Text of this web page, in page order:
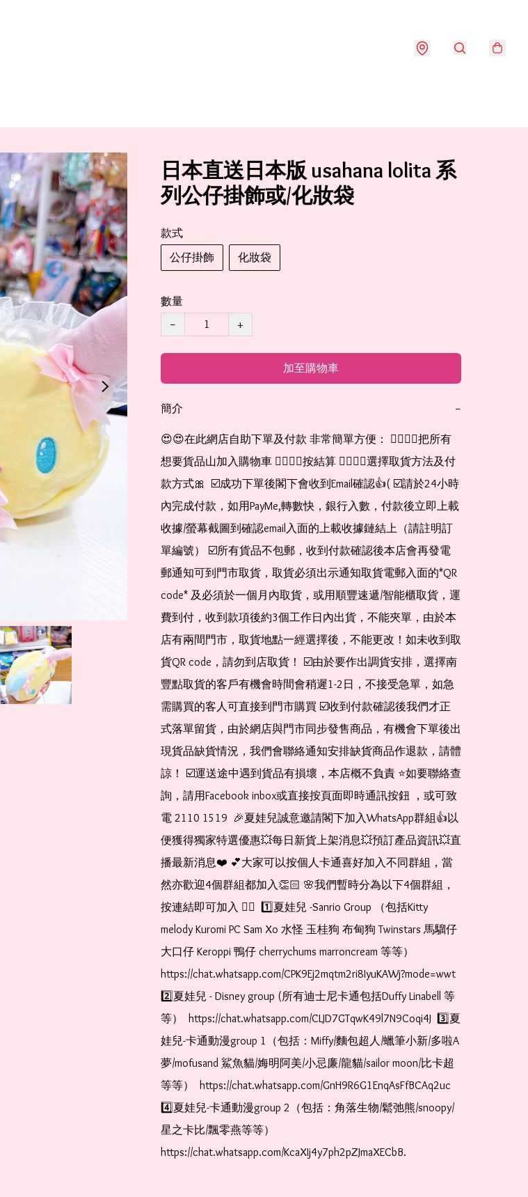
日本直送日本版 usahana lolita 系
列公仔掛飾或/化妝袋
款式
公仔掛飾
化妝袋
數量
−
+
加至購物車
簡介 −
😍😍在此網店自助下單及付款 非常簡單方便： 👉🏻👉🏻把所有
想要貨品山加入購物車 👉🏻👉🏻按結算 👉🏻👉🏻選擇取貨方法及付
款方式🎀  ☑️成功下單後閣下會收到Email確認👍( ☑️請於24小時
內完成付款，如用PayMe,轉數快，銀行入數，付款後立即上載
收據/螢幕截圖到確認email入面的上載收據鏈結上（請註明訂
單編號） ☑️所有貨品不包郵，收到付款確認後本店會再發電
郵通知可到門市取貨，取貨必須出示通知取貨電郵入面的*QR
code* 及必須於一個月內取貨，或用順豐速遞/智能櫃取貨，運
費到付，收到款項後約3個工作日內出貨，不能夾單，由於本
店有兩間門市，取貨地點一經選擇後，不能更改！如未收到取
貨QR code，請勿到店取貨！ ☑️由於要作出調貨安排，選擇南
豐點取貨的客戶有機會時間會稍遲1-2日，不接受急單，如急
需購買的客人可直接到門市購買 ☑️收到付款確認後我們才正
式落單留貨，由於網店與門市同步發售商品，有機會下單後出
現貨品缺貨情況，我們會聯絡通知安排缺貨商品作退款，請體
諒！ ☑️運送途中遇到貨品有損壞，本店概不負責 ⭐️如要聯絡查
詢，請用Facebook inbox或直接按頁面即時通訊按鈕 ，或可致
電 2110 1519  🎉夏娃兒誠意邀請閣下加入WhatsApp群組👍以
便獲得獨家特選優惠💥每日新貨上架消息💥預訂產品資訊💥直
播最新消息❤️ 💕大家可以按個人卡通喜好加入不同群組，當
然亦歡迎4個群組都加入👏🏻 🌸我們暫時分為以下4個群組，
按連結即可加入 👇🏻  1️⃣夏娃兒 -Sanrio Group （包括Kitty
melody Kuromi PC Sam Xo 水怪 玉桂狗 布甸狗 Twinstars 馬騮仔
大口仔 Keroppi 鴨仔 cherrychums marroncream 等等）
https://chat.whatsapp.com/CPK9Ej2mqtm2ri8IyuKAWj?mode=wwt
2️⃣夏娃兒 - Disney group (所有迪士尼卡通包括Duffy Linabell 等
等）  https://chat.whatsapp.com/CLJD7GTqwK49l7N9Coqi4J  3️⃣夏
娃兒-卡通動漫group 1（包括：Miffy/麵包超人/蠟筆小新/多啦A
夢/mofusand 鯊魚貓/娒明阿美/小忌廉/龍貓/sailor moon/比卡超
等等）  https://chat.whatsapp.com/GnH9R6G1EnqAsFfBCAq2uc
4️⃣夏娃兒-卡通動漫group 2（包括：角落生物/鬆弛熊/snoopy/
星之卡比/飄零燕等等）
https://chat.whatsapp.com/KcaXIj4y7ph2pZJmaXECbB.